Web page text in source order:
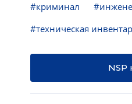
#криминал
#техническая
NSP